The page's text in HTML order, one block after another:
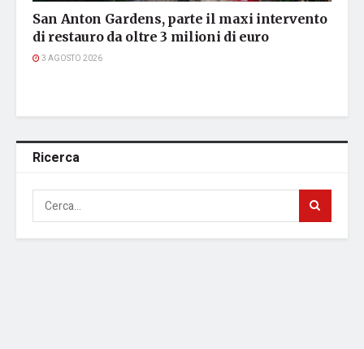
San Anton Gardens, parte il maxi intervento
di restauro da oltre 3 milioni di euro
3 AGOSTO 2026
Ricerca